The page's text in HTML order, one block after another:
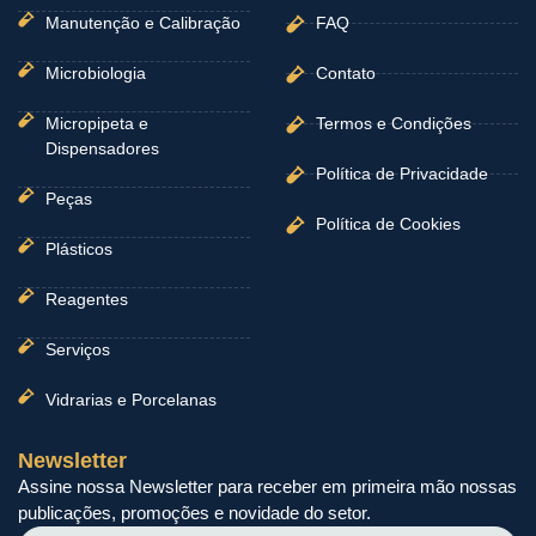
Manutenção e Calibração
Microbiologia
Micropipeta e
Dispensadores
Peças
Plásticos
Reagentes
Serviços
Vidrarias e Porcelanas
FAQ
Contato
Termos e Condições
Política de Privacidade
Política de Cookies
Newsletter
Assine nossa Newsletter para receber em primeira mão nossas
publicações, promoções e novidade do setor.